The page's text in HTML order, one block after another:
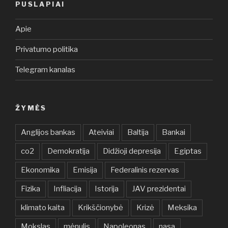
PUSLAPIAI
Apie
Privatumo politika
Telegram kanalas
ŽYMĖS
Anglijos bankas Ateiviai Baltija Bankai
co2 Demokratija Didžioji depresija Egiptas
Ekonomika Emisija Federalinis rezervas
Fizika Infliacija Istorija JAV prezidentai
klimato kaita Krikščionybė Krizė Meksika